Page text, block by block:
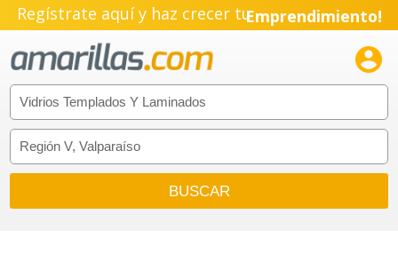
Regístrate aquí y haz crecer tuEmprendimiento!
